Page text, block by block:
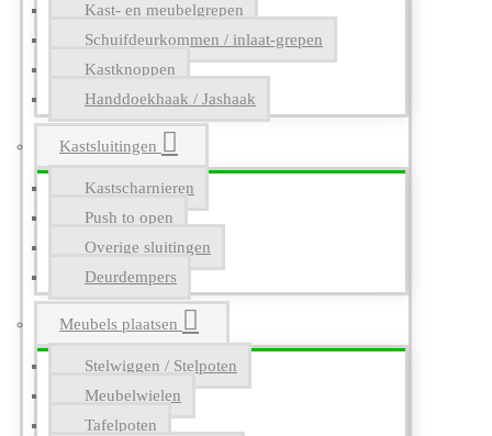
Kast- en meubelgrepen
Schuifdeurkommen / inlaat-grepen
Kastknoppen
Handdoekhaak / Jashaak
Kastsluitingen
Kastscharnieren
Push to open
Overige sluitingen
Deurdempers
Meubels plaatsen
Stelwiggen / Stelpoten
Meubelwielen
Tafelpoten